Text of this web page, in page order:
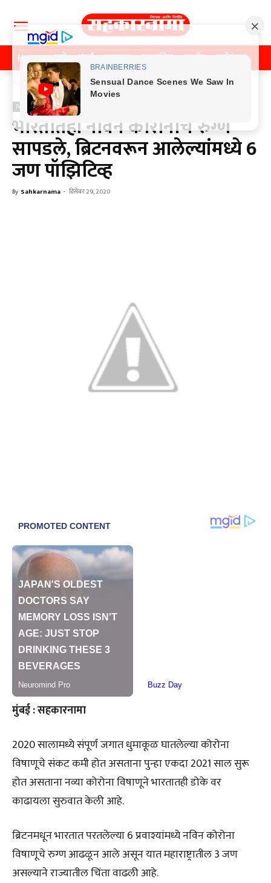
Home पुणे मुंबई महाराष्ट्र राजकीय क्राईम मनोरंजन
Home Previos News
Previos News
भारतातही नविन कोरोनाचे रुग्ण
सापडले, ब्रिटनवरून आलेल्यांमध्ये 6
जण पॉझिटिव्ह
By Sahkarnama - डिसेंबर 29, 2020
मुंबई : सहकारनामा
2020 सालामध्ये संपूर्ण जगात धुमाकूळ घातलेल्या कोरोना
विषाणूचे संकट कमी होत असताना पुन्हा एकदा 2021 साल सुरू
होत असताना नव्या कोरोना विषाणूने भारतातही डोके वर
काढायला सुरुवात केली आहे.
ब्रिटनमधून भारतात परतलेल्या 6 प्रवाश्यांमध्ये नविन कोरोना
विषाणूचे रुग्ण आढळून आले असून यात महाराष्ट्रातील 3 जण
असल्याने राज्यातील चिंता वाढली आहे.